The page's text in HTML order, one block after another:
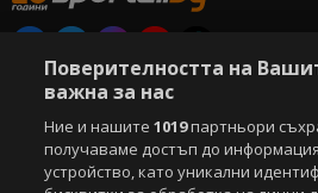
Copyright © 2007-2026 Агенция Спортал.
Този уебсайт е собственост на
За нас Екип За рекламa
Общи
Етични правила на НСС
Лични данни
Поверителността на
важна за нас
Ние и нашите1019партньори
получаваме достъп до
устройство, като уникални